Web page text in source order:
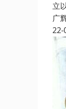
立
广
22-